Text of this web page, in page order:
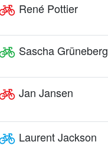
René Pottier
Sascha Grüneberg
Jan Jansen
Laurent Jackson